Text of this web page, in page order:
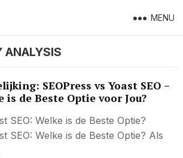
MENU
ANALYSIS
SEOPress vs Yoast SEO –
is de Beste Optie voor Jou?
SEO: Welke is de Beste Optie?
SEO: Welke is de Beste Optie? Als